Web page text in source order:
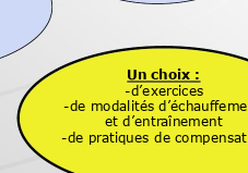
Un choix :
-d’exercices
-de modalités
et d’entraînement
-de pratiques de